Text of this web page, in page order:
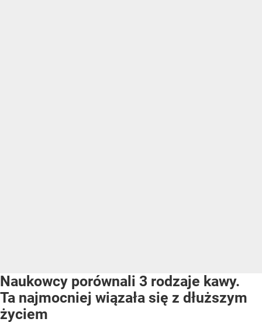
Naukowcy porównali 3 rodzaje kawy.
Ta najmocniej wiązała się z dłuższym
życiem